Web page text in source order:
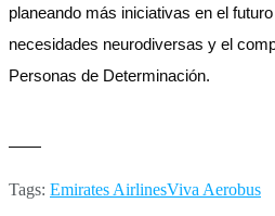
planeando más iniciativas en el
necesidades neurodiversas y el
Personas de Determinación.
——
Tags: Emirates AirlinesViva Aerobus